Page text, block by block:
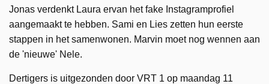
Jonas verdenkt Laura ervan het fake Instagramprofiel
aangemaakt te hebben. Sami en Lies zetten hun eerste
stappen in het samenwonen. Marvin moet nog wennen aan
de 'nieuwe' Nele.
Dertigers is uitgezonden door VRT 1 op maandag 11